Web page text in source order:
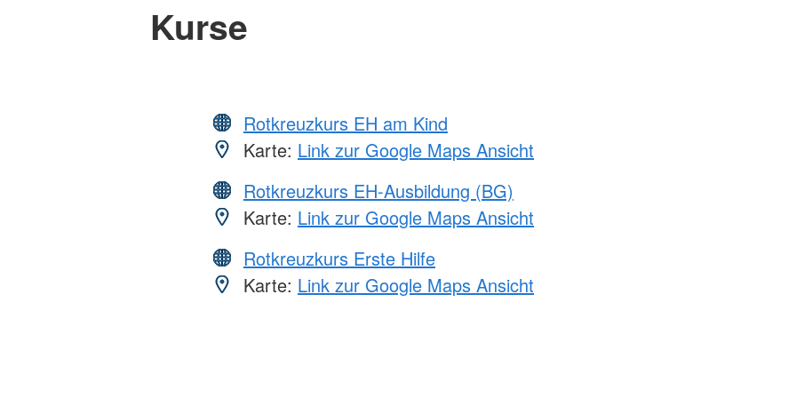
Kurse
Rotkreuzkurs EH am Kind
Karte: Link zur Google Maps Ansicht
Rotkreuzkurs EH-Ausbildung (BG)
Karte: Link zur Google Maps Ansicht
Rotkreuzkurs Erste Hilfe
Karte: Link zur Google Maps Ansicht